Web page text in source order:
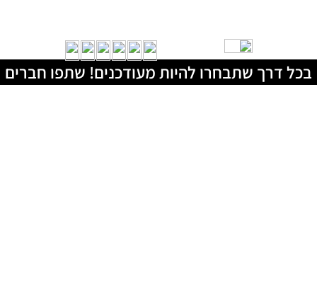
בכל דרך שתבחרו להיות מעודכנים! שתפו חברים